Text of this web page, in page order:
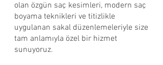
olan özgün saç kesimleri, modern saç
boyama teknikleri ve titizlikle
uygulanan sakal düzenlemeleriyle size
tam anlamıyla özel bir hizmet
sunuyoruz.